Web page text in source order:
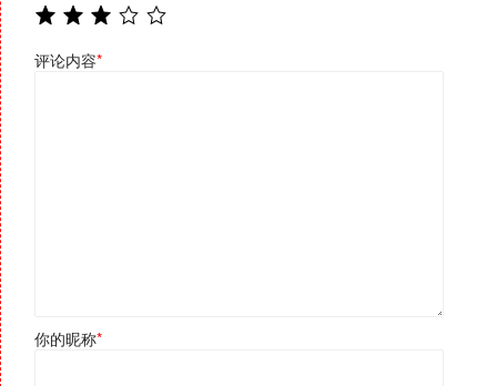
评论内容*
你的昵称*